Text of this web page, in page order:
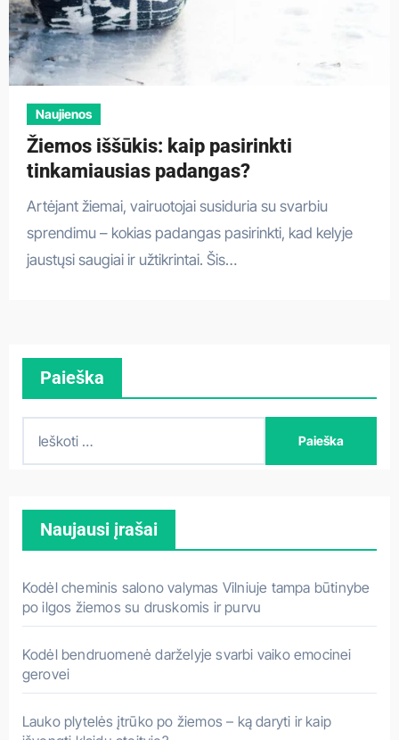
Naujienos
Žiemos iššūkis: kaip pasirinkti
tinkamiausias padangas?
Artėjant žiemai, vairuotojai susiduria su svarbiu
sprendimu – kokias padangas pasirinkti, kad kelyje
jaustųsi saugiai ir užtikrintai. Šis…
Paieška
t
i
:
Naujausi įrašai
Kodėl cheminis salono valymas Vilniuje tampa būtinybe
po ilgos žiemos su druskomis ir purvu
Kodėl bendruomenė darželyje svarbi vaiko emocinei
gerovei
Lauko plytelės įtrūko po žiemos – ką daryti ir kaip